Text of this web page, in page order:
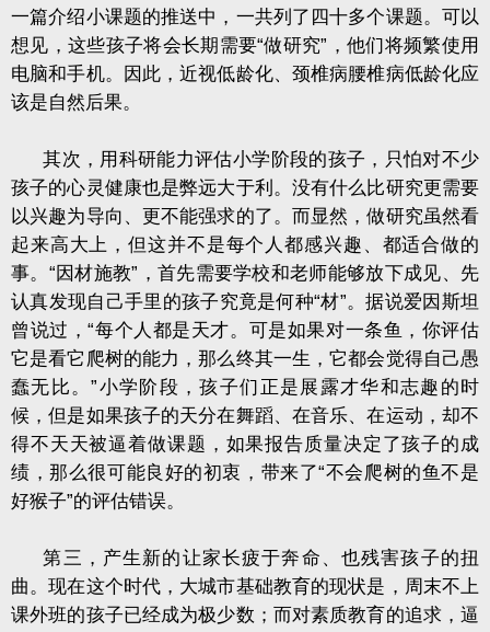
一篇介绍小课题的推送中，一共列了四十多个课题。可以
想见，这些孩子将会长期需要“做研究”，他们将频繁使用
电脑和手机。因此，近视低龄化、颈椎病腰椎病低龄化应
该是自然后果。
其次，用科研能力评估小学阶段的孩子，只怕对不少
孩子的心灵健康也是弊远大于利。没有什么比研究更需要
以兴趣为导向、更不能强求的了。而显然，做研究虽然看
起来高大上，但这并不是每个人都感兴趣、都适合做的
事。“因材施教”，首先需要学校和老师能够放下成见、先
认真发现自己手里的孩子究竟是何种“材”。据说爱因斯坦
曾说过，“每个人都是天才。可是如果对一条鱼，你评估
它是看它爬树的能力，那么终其一生，它都会觉得自己愚
蠢无比。”小学阶段，孩子们正是展露才华和志趣的时
候，但是如果孩子的天分在舞蹈、在音乐、在运动，却不
得不天天被逼着做课题，如果报告质量决定了孩子的成
绩，那么很可能良好的初衷，带来了“不会爬树的鱼不是
好猴子”的评估错误。
第三，产生新的让家长疲于奔命、也残害孩子的扭
曲。现在这个时代，大城市基础教育的现状是，周末不上
课外班的孩子已经成为极少数；而对素质教育的追求，逼